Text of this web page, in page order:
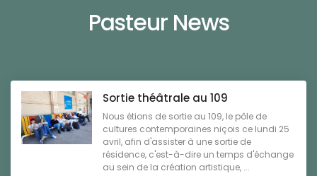
Pasteur News
Sortie théâtrale au 109
Nous étions de sortie au 109, le pôle de
cultures contemporaines niçois ce lundi 25
avril, afin d'assister à une sortie de
résidence, c'est-à-dire un temps d'échange
au sein de la création artistique, ...